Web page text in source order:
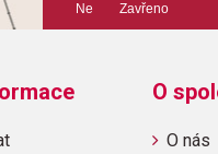
Ne Zavřeno
O
O nás